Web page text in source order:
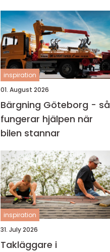
inspiration
01. August 2026
Bärgning Göteborg - så
fungerar hjälpen när
bilen stannar
inspiration
31. July 2026
Takläggare i